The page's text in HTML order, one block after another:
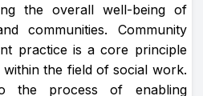
the overall well-being of
communities. Community
practice is a core principle
within the field of social work.
the process of enabling